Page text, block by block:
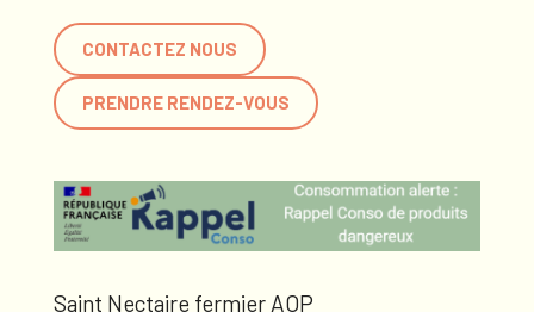
CONTACTEZ NOUS
PRENDRE RENDEZ-VOUS
Saint Nectaire fermier AOP